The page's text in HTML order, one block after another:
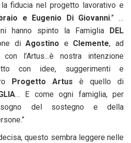
fiducia nel progetto lavorativo e
e Eugenio Di Giovanni.” …
hanno spinto la Famiglia DEL
diAgostino e Clemente, ad
l’Artus…è nostra intenzione
con idee, suggerimenti e
Progetto Artus è quello di
… E come ogni famiglia, per
del sostegno e della
questo sembra leggere nelle